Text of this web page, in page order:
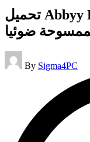
تحميل Abbyy Finereader 16 الكراك برنامج
Posted
by
By Sigma4PC